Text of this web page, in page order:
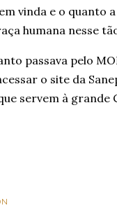
vinda e o quanto
humana nesse
passava pelo
o site da
servem à grande